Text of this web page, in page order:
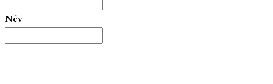
Név